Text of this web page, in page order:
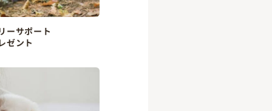
ーサポート
ゼント